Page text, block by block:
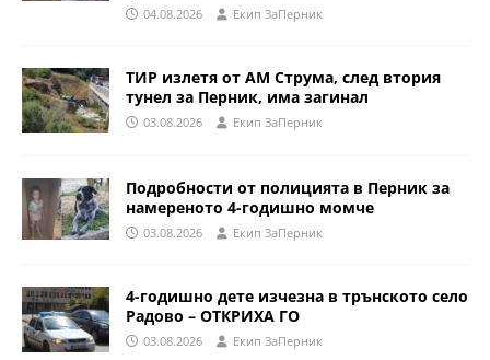
04.08.2026 Eкип ЗаПерник
ТИР излетя от АМ Струма, след втория
тунел за Перник, има загинал
03.08.2026 Eкип ЗаПерник
Подробности от полицията в Перник за
намереното 4-годишно момче
03.08.2026 Eкип ЗаПерник
4-годишно дете изчезна в трънското село
Радово – ОТКРИХА ГО
03.08.2026 Eкип ЗаПерник